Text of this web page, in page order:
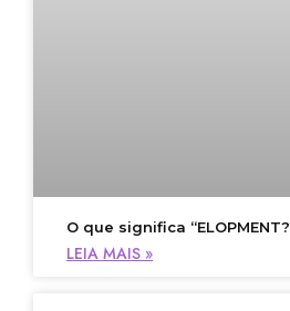
O que significa “ELOPMENT?
LEIA MAIS »